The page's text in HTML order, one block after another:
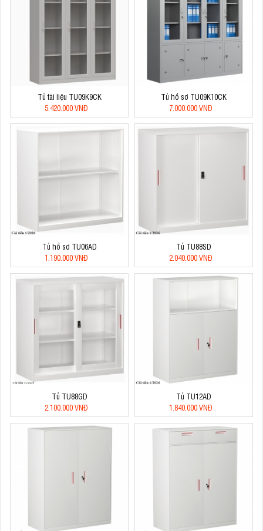
Tủ tài liệu TU09K9CK
5.420.000 VNĐ
Tủ hồ sơ TU09K10CK
7.000.000 VNĐ
Tủ hồ sơ TU06AD
1.190.000 VNĐ
Tủ TU88SD
2.040.000 VNĐ
Tủ TU88GD
2.100.000 VNĐ
Tủ TU12AD
1.840.000 VNĐ